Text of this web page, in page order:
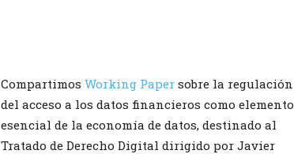
Compartimos Working Paper sobre la regulación
del acceso a los datos financieros como elemento
esencial de la economía de datos, destinado al
Tratado de Derecho Digital dirigido por Javier